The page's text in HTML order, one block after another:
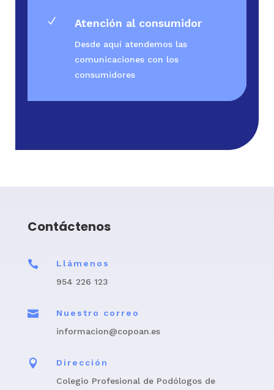
N Atención al consumidor
Desde aquí atendemos las
comunicaciones con los
consumidores
Contáctenos

Llámenos
954 226 123

Nuestro correo
informacion@copoan.es

Dirección
Colegio Profesional de Podólogos de